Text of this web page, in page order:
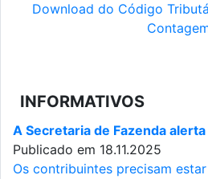
Download do Código
INFORMATIVOS
A Secretaria de Fazenda
Publicado em 18.11.2025
Os contribuintes precisam